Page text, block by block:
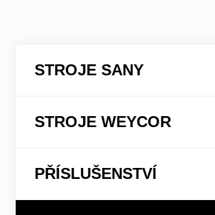
STROJE SANY
STROJE WEYCOR
PŘÍSLUŠENSTVÍ